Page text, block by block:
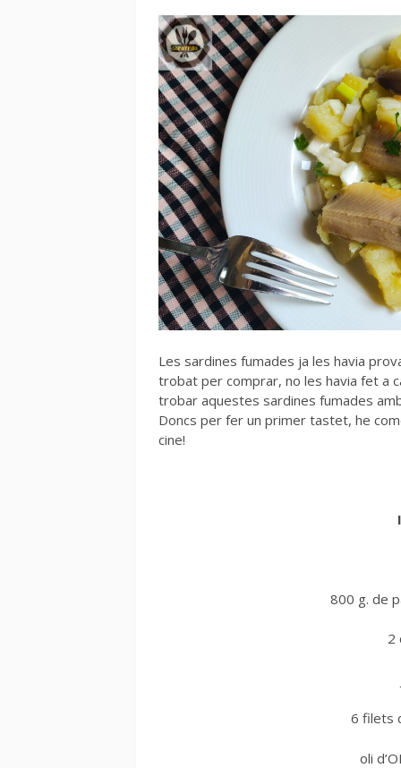
Les sardines fumades ja les havia
trobat per comprar, no les havia fet a
trobar aquestes sardines fumades
Doncs per fer un primer tastet, he
cine!
800 g. de
2
6 filets
oli